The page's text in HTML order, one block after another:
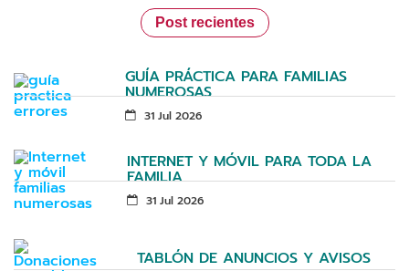
Post recientes
GUÍA PRÁCTICA PARA FAMILIAS
NUMEROSAS
31 Jul 2026
INTERNET Y MÓVIL PARA TODA LA
FAMILIA
31 Jul 2026
TABLÓN DE ANUNCIOS Y AVISOS